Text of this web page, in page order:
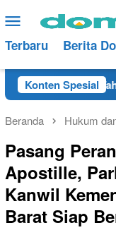
ke
konten
Menu
Mobile
Terbaru Berita
Konten Spesial
Rembang Tahun
Beranda Hukum
Pasang
Apostille,
Kanwil
Barat Siap